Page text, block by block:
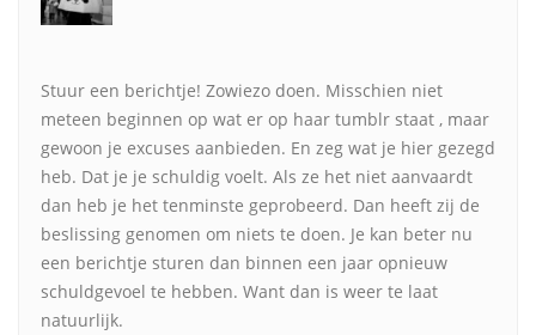
Stuur een berichtje! Zowiezo doen. Misschien niet
meteen beginnen op wat er op haar tumblr staat , maar
gewoon je excuses aanbieden. En zeg wat je hier gezegd
heb. Dat je je schuldig voelt. Als ze het niet aanvaardt
dan heb je het tenminste geprobeerd. Dan heeft zij de
beslissing genomen om niets te doen. Je kan beter nu
een berichtje sturen dan binnen een jaar opnieuw
schuldgevoel te hebben. Want dan is weer te laat
natuurlijk.